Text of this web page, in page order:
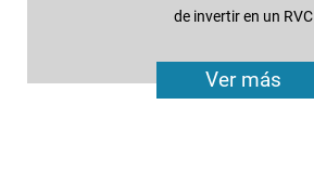
de invertir en un RVC
Ver más